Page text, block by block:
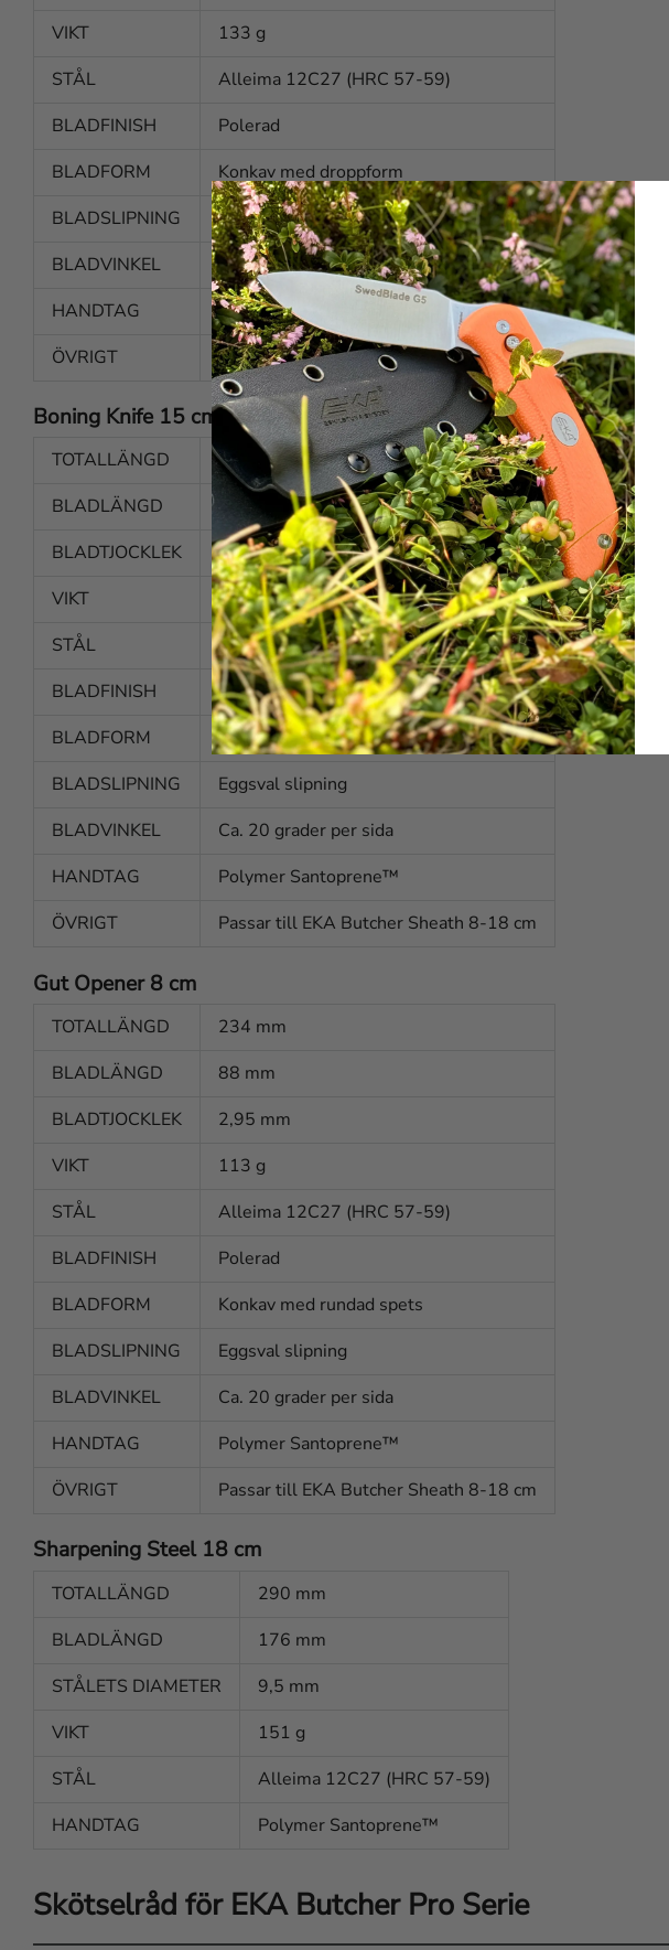
VIKT
133 g
STÅL
Alleima 12C27 (HRC 57-59)
BLADFINISH
Polerad
BLADFORM
Konkav med droppform
BLADSLIPNING
Eggsval slipning
BLADVINKEL
Ca. 20 grader per sida
HANDTAG
Polymer Santoprene™
ÖVRIGT
Passar till EKA Butcher Sheath 8-18 cm
Boning Knife 15 cm
TOTALLÄNGD
290 mm
BLADLÄNGD
146 mm
BLADTJOCKLEK
2,7 mm
VIKT
115 g
STÅL
Alleima 12C27 (HRC 57-59)
BLADFINISH
Polerad
BLADFORM
Smal med spetsig topp
BLADSLIPNING
Eggsval slipning
BLADVINKEL
Ca. 20 grader per sida
HANDTAG
Polymer Santoprene™
ÖVRIGT
Passar till EKA Butcher Sheath 8-18 cm
Gut Opener 8 cm
TOTALLÄNGD
234 mm
BLADLÄNGD
88 mm
BLADTJOCKLEK
2,95 mm
VIKT
113 g
STÅL
Alleima 12C27 (HRC 57-59)
BLADFINISH
Polerad
BLADFORM
Konkav med rundad spets
BLADSLIPNING
Eggsval slipning
BLADVINKEL
Ca. 20 grader per sida
HANDTAG
Polymer Santoprene™
ÖVRIGT
Passar till EKA Butcher Sheath 8-18 cm
Sharpening Steel 18 cm
TOTALLÄNGD
290 mm
BLADLÄNGD
176 mm
STÅLETS DIAMETER
9,5 mm
VIKT
151 g
STÅL
Alleima 12C27 (HRC 57-59)
HANDTAG
Polymer Santoprene™
Skötselråd för EKA Butcher Pro Serie